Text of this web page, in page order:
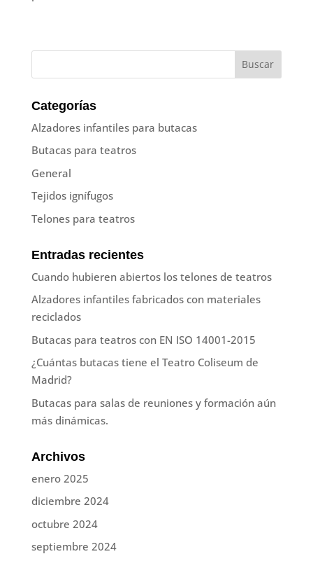
Categorías
Alzadores infantiles para butacas
Butacas para teatros
General
Tejidos ignífugos
Telones para teatros
Entradas recientes
Cuando hubieren abiertos los telones de teatros
Alzadores infantiles fabricados con materiales
reciclados
Butacas para teatros con EN ISO 14001-2015
¿Cuántas butacas tiene el Teatro Coliseum de
Madrid?
Butacas para salas de reuniones y formación aún
más dinámicas.
Archivos
enero 2025
diciembre 2024
octubre 2024
septiembre 2024